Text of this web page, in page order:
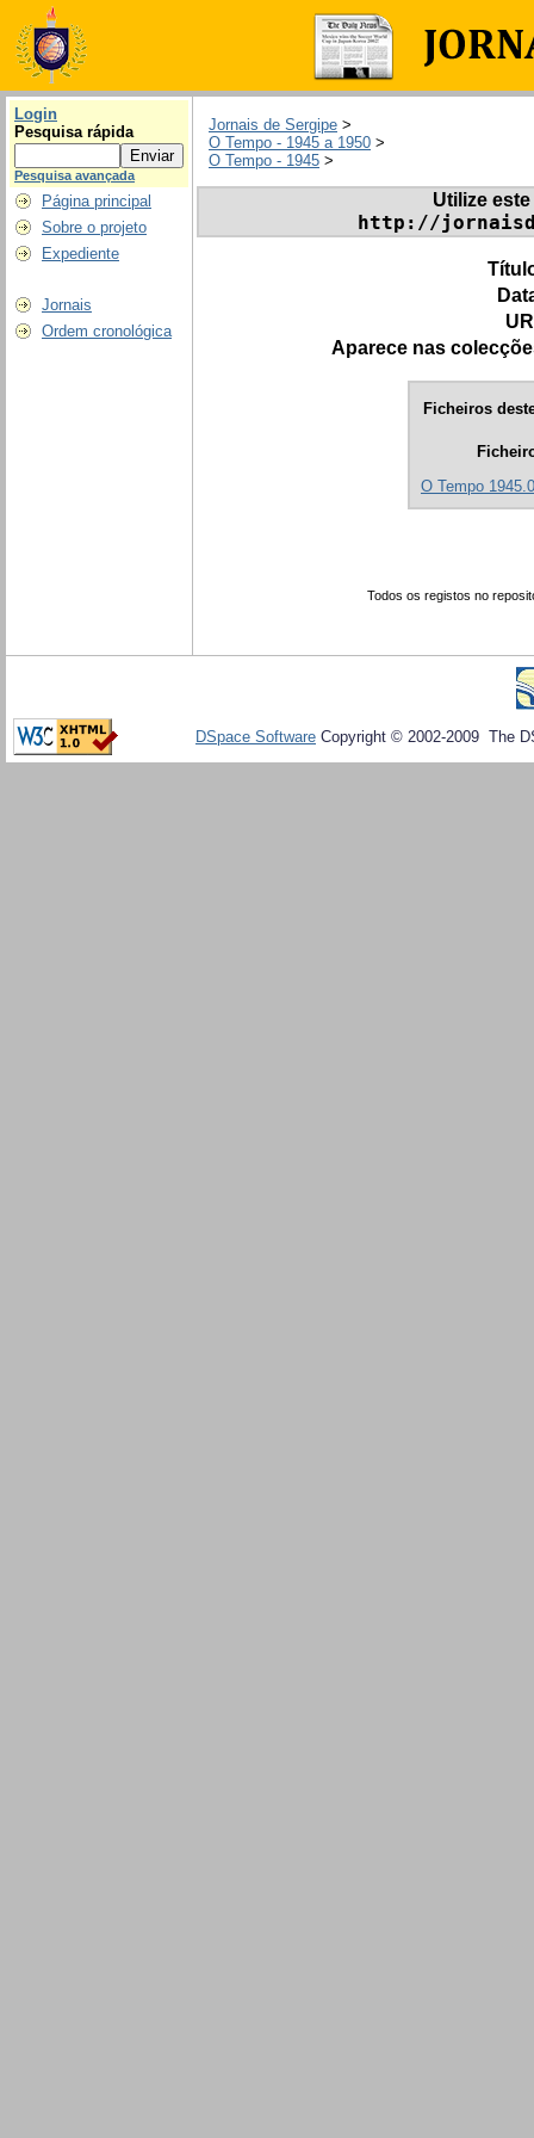
Login
Pesquisa rápida
Pesquisa avançada
Página principal
Sobre o projeto
Expediente
Jornais
Ordem cronológica
Jornais de Sergipe >
O Tempo - 1945 a 1950 >
O Tempo - 1945 >
Utilize
http://
Aparece nas
Ficheiros
O Tempo
Todos os registos no
DSpace Software Copyright © 2002-2009 The